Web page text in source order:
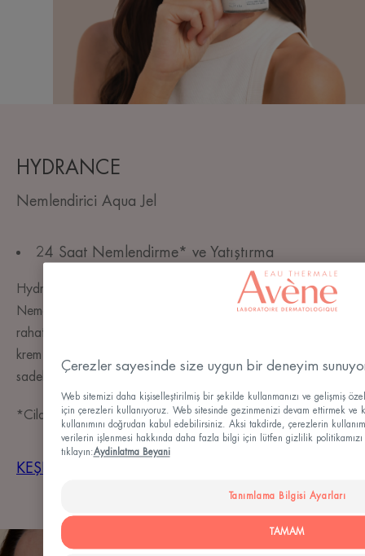
HYDRANCE
Nemlendirici Aqua Jel
24 Saat Nemlendirme* ve Yatıştırma
Hydrance Aqua Gel Nem İhtiyacı olan Tüm Ciltler için Jel,
Neme ihtiyaç duyan tüm hassas cilt tipleri için; kuruluk,
rahatsızlık hissini gidermeye yardımcı olur. Hem nemlendirici
krem hem de maske görevi gördüğünden cilt bakım rutinlerini
sadeleştirerek kullanım pratikliği sağlar.
*Cildin üst katmanlarını nemlendirir, Pierre Fabre Klinik Veriler
KEŞFET
Çerezler sayesinde size uygun bir deneyim
Web sitemizi daha kişiselleştirilmiş bir şekilde kullanmanızı ve gelişmiş
için çerezleri kullanıyoruz. Web sitesinde gezinmenizi devam ettirmek ve
kullanımını doğrudan kabul edebilirsiniz. Aksi takdirde, çerezlerin
verilerin işlenmesi hakkında daha fazla bilgi için lütfen gizlilik politikamızı
tıklayın:Aydinlatma Beyani
Tanımlama Bilgisi Ayarları
TAMAM